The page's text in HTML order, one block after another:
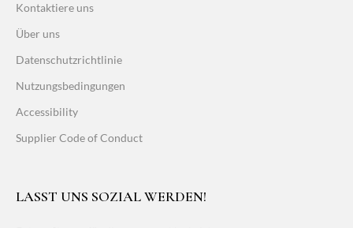
Kontaktiere uns
Über uns
Datenschutzrichtlinie
Nutzungsbedingungen
Accessibility
Supplier Code of Conduct
LASST UNS SOZIAL WERDEN!